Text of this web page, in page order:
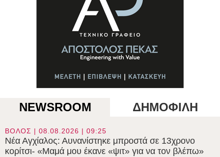
NEWSROOM ΔΗΜΟΦΙΛΗ
ΒΟΛΟΣ | 08.08.2026 | 09:25
Νέα Αγχίαλος: Αυνανίστηκε μπροστά σε 13χρονο
κορίτσι- «Μαμά μου έκανε «ψιτ» για να τον βλέπω»